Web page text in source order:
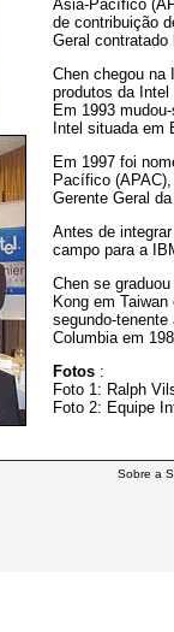
Ásia-Pacífico
de contribuição
Geral
Chen chegou na
produtos da
Em 1993
Intel situada em
Em 1997 foi
Pacífico
Gerente Geral
Antes de
campo para a
Chen se
Kong em
segundo-
Columbia em
Fotos :
Foto 1: Ralph
Foto 2: Equipe
Sobre a